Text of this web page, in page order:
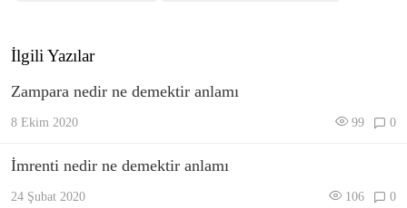
İlgili Yazılar
Zampara nedir ne demektir anlamı
8 Ekim 2020 99 0
İmrenti nedir ne demektir anlamı
24 Şubat 2020 106 0